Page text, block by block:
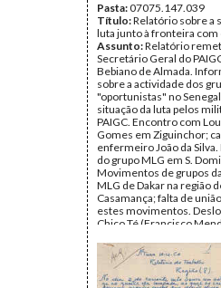
Pasta:07075.147.039
Título:Relatório sobre a
luta junto à fronteira com
Assunto:Relatório
Secretário Geral do
Bebiano de Almada.
sobre a actividade dos
"oportunistas" no Senegal
situação da luta pelos
PAIGC. Encontro com
Gomes em Ziguinchor;
enfermeiro João da
do grupo MLG em S.
Movimentos de grupos
MLG de Dakar na região
Casamança; falta de
estes movimentos.
Chico Té (Francisco
Djassi; situação na área
fulas não favorável ao
a Velingará;